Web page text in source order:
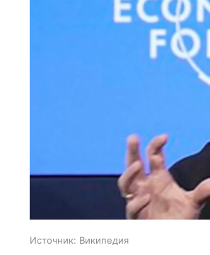
Источник: Википедия